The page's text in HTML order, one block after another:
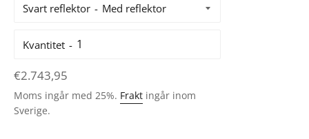
Svart reflektor
Kvantitet
Ordinarie
pris
€2.743,95
Moms ingår med 25%. Frakt ingår inom
Sverige.